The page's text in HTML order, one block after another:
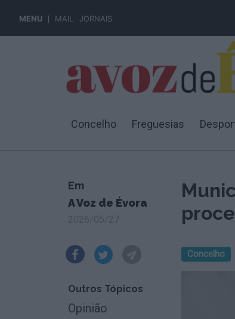
MENU MAIL JORNAIS
Concelho Freguesias
Em
A Voz de Évora
Outros Tópicos
Opinião
Concelho